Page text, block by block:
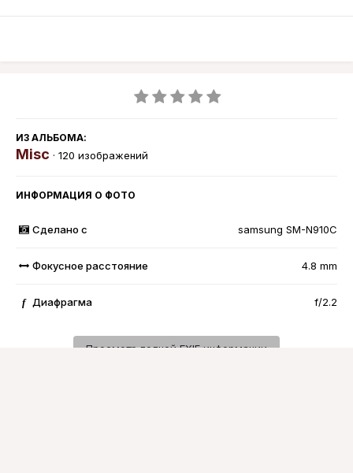
ИЗ АЛЬБОМА:
Misc · 120 изображений
ИНФОРМАЦИЯ О ФОТО
Сделано с samsung SM-N910C
Фокусное расстояние 4.8 mm
f Диафрагма f/2.2
Просмотр полной EXIF информации